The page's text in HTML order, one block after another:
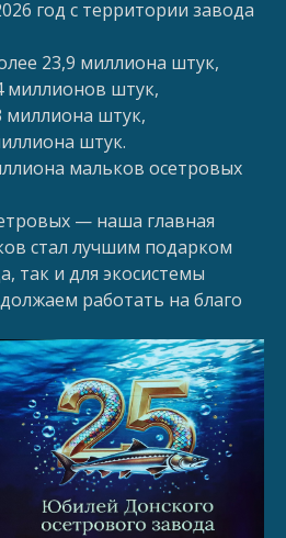
год с территории завода
23,9 миллиона штук,
миллионов штук,
миллиона штук,
штук.
мальков осетровых
— наша главная
стал лучшим подарком
так и для экосистемы
работать на благо